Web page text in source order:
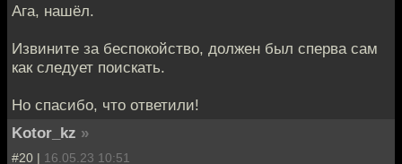
Ага, нашёл.
Извините за беспокойство, должен был сперва сам
как следует поискать.
Но спасибо, что ответили!
Kotor_kz »
#20 | 16.05.23 10:51